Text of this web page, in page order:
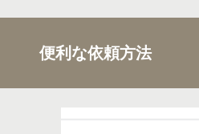
便利な依頼方法